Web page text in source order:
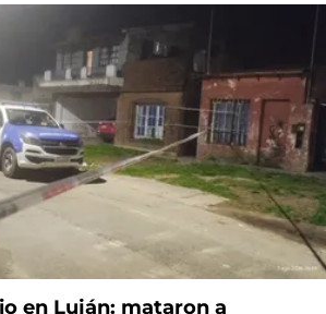
en Luján: mataron a